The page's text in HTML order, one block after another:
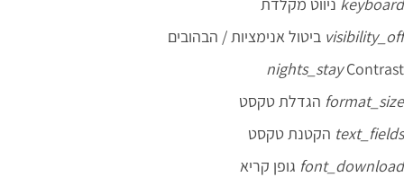
visibility_off ביטול אנימציות / הבהובים
nights_stay Contrast
format_size הגדלת טקסט
text_fields הקטנת טקסט
font_download גופן קריא